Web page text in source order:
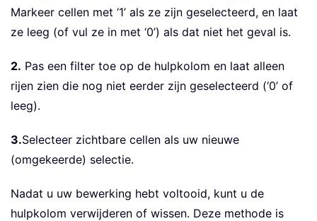
Markeer cellen met ‘1’ als ze zijn geselecteerd, en laat
ze leeg (of vul ze in met ‘0’) als dat niet het geval is.
2. Pas een filter toe op de hulpkolom en laat alleen
rijen zien die nog niet eerder zijn geselecteerd (‘0’ of
leeg).
3.Selecteer zichtbare cellen als uw nieuwe
(omgekeerde) selectie.
Nadat u uw bewerking hebt voltooid, kunt u de
hulpkolom verwijderen of wissen. Deze methode is